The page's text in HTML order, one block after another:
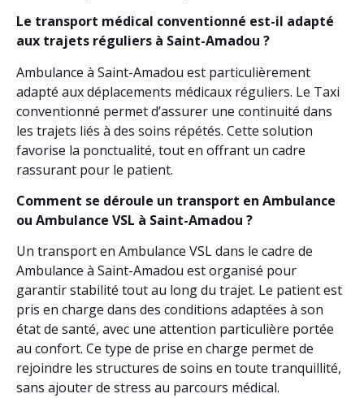
Le transport médical conventionné est-il adapté
aux trajets réguliers à Saint-Amadou ?
Ambulance à Saint-Amadou est particulièrement
adapté aux déplacements médicaux réguliers. Le Taxi
conventionné permet d’assurer une continuité dans
les trajets liés à des soins répétés. Cette solution
favorise la ponctualité, tout en offrant un cadre
rassurant pour le patient.
Comment se déroule un transport en Ambulance
ou Ambulance VSL à Saint-Amadou ?
Un transport en Ambulance VSL dans le cadre de
Ambulance à Saint-Amadou est organisé pour
garantir stabilité tout au long du trajet. Le patient est
pris en charge dans des conditions adaptées à son
état de santé, avec une attention particulière portée
au confort. Ce type de prise en charge permet de
rejoindre les structures de soins en toute tranquillité,
sans ajouter de stress au parcours médical.